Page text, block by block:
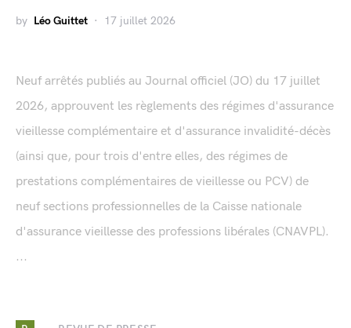
by Léo Guittet 17 juillet 2026
Neuf arrêtés publiés au Journal officiel (JO) du 17 juillet
2026, approuvent les règlements des régimes d'assurance
vieillesse complémentaire et d'assurance invalidité-décès
(ainsi que, pour trois d'entre elles, des régimes de
prestations complémentaires de vieillesse ou PCV) de
neuf sections professionnelles de la Caisse nationale
d'assurance vieillesse des professions libérales (CNAVPL).
...